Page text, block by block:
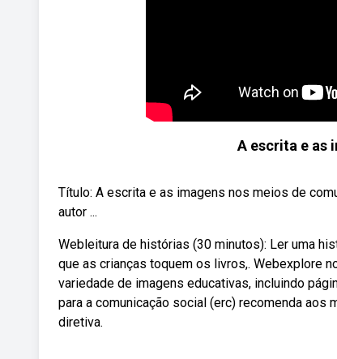
A escrita e as
Título: A escrita e as imagens nos meios de
autor ...
Webleitura de histórias (30 minutos): Ler uma
que as crianças toquem os livros,. Webexplore
variedade de imagens educativas, incluindo
para a comunicação social (erc) recomenda
diretiva.